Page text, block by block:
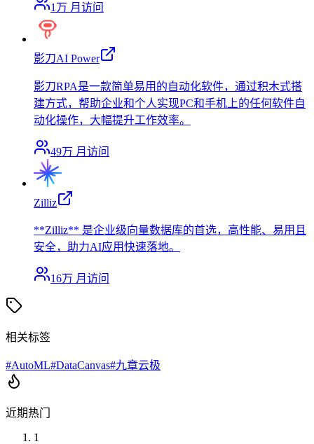
1万 月访问
影刀AI Power
影刀RPA是一款简单易用的自动化软件，通过积木式搭
建方式，帮助企业和个人实现PC和手机上的任何软件自
动化操作，大幅提升工作效率。
49万 月访问
Zilliz
**Zilliz** 是企业级向量数据库的首选，高性能、易用且
安全，助力AI应用快速落地。
16万 月访问
相关标签
#AutoML#DataCanvas#九章云极
近期热门
1